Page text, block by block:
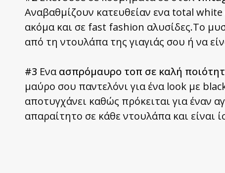
Αναβαθμίζουν κατευθείαν ενα total
ακόμα και σε fast fashion αλυσίδες.Το
από τη ντουλάπα της γιαγιάς σου ή να
#3 Εναασπρόμαυρο τοπ σε καλή
μαύρο σου παντελόνι για ένα look με
αποτυγχάνει καθώς πρόκειται για έναν
απαραίτητο σε κάθε ντουλάπα και είναι